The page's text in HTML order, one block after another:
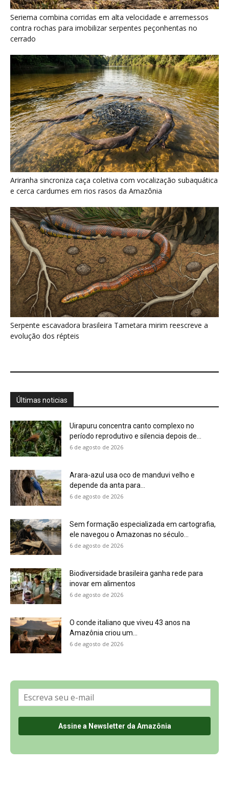
Ariranha sincroniza caça coletiva com vocalização subaquática
e cerca cardumes em rios rasos da Amazônia
Serpente escavadora brasileira Tametara mirim reescreve a
evolução dos répteis
Últimas noticias
Uirapuru concentra canto complexo no
período reprodutivo e silencia depois de...
6 de agosto de 2026
Arara-azul usa oco de manduvi velho e
depende da anta para...
6 de agosto de 2026
Biodiversidade brasileira ganha rede para
6 de agosto de 2026
6 de agosto de 2026
Política de Privacidade, LGPD e RGPD
Últimas Notícias
🌎 Español
©